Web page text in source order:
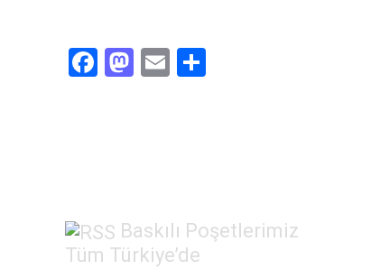
F
k
M E
Baskılı Poşetlerimiz
Tüm Türkiye’de